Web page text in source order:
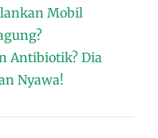
Mobil
Antibiotik? Dia
Nyawa!